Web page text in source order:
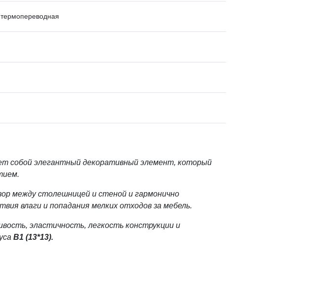
собой элегантный декоративный элемент, который
между столешницей и стеной и гармонично
влаги и попадания мелких отходов за мебель.
эластичность, легкость конструкции и
В1 (13*13).